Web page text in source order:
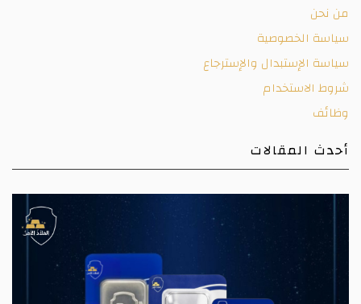
من نحن
سياسة الخصوصية
سياسة الإستبدال والإسترجاع
شروط الاستخدام
وظائف
أحدث المقالات